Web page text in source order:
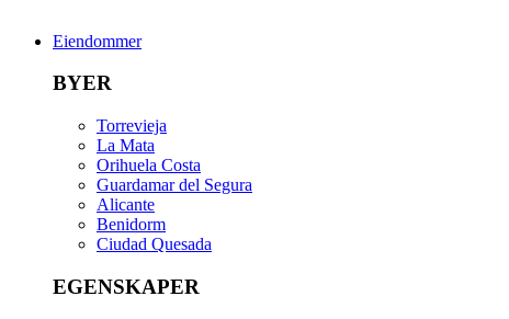
Eiendommer
BYER
Torrevieja
La Mata
Orihuela Costa
Guardamar del Segura
Alicante
Benidorm
Ciudad Quesada
EGENSKAPER